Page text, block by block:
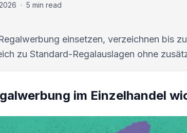
· 5 min read
einsetzen, verzeichnen bis
zu Standard-Regalauslagen ohne
im Einzelhandel